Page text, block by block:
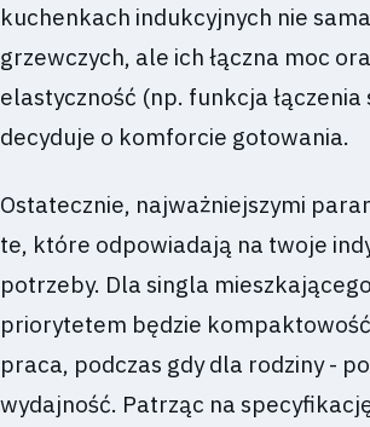
kuchenkach indukcyjnych nie
grzewczych, ale ich łączna moc
elastyczność (np. funkcja łączenia
decyduje o komforcie gotowania.
Ostatecznie, najważniejszymi
te, które odpowiadają na twoje
potrzeby. Dla singla
priorytetem będzie
praca, podczas gdy dla rodziny -
wydajność. Patrząc na